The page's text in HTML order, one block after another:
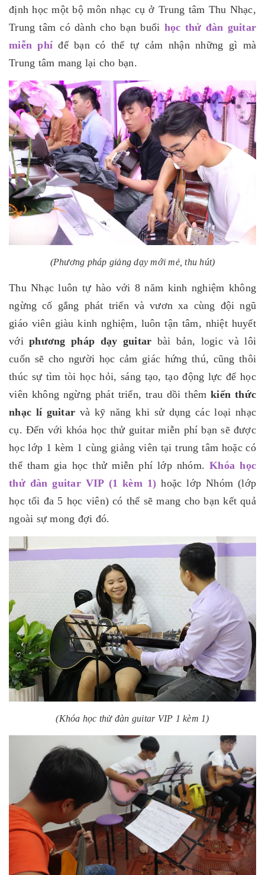
định học một bộ môn nhạc cụ ở Trung tâm Thu Nhạc,
Trung tâm có dành cho bạn buổi học thử đàn guitar
miễn phí để bạn có thể tự cảm nhận những gì mà
Trung tâm mang lại cho bạn.
(Phương pháp giảng dạy mới mẻ, thu hút)
Thu Nhạc luôn tự hào với 8 năm kinh nghiệm không
ngừng cố gắng phát triển và vươn xa cùng đội ngũ
giáo viên giàu kinh nghiệm, luôn tận tâm, nhiệt huyết
vớiphương pháp dạy guitar bài bản, logic và lôi
cuốn sẽ cho người học cảm giác hứng thú, cũng thôi
thúc sự tìm tòi học hỏi, sáng tạo, tạo động lực để học
viên không ngừng phát triển, trau dồi thêm kiến thức
nhạc lí guitar và kỹ năng khi sử dụng các loại nhạc
cụ. Đến với khóa học thử guitar miễn phí bạn sẽ được
học lớp 1 kèm 1 cùng giảng viên tại trung tâm hoặc có
thể tham gia học thử miễn phí lớp nhóm.Khóa học
thử đàn guitar VIP (1 kèm 1) hoặc lớp Nhóm (lớp
học tối đa 5 học viên) có thể sẽ mang cho bạn kết quả
ngoài sự mong đợi đó.
(Khóa học thử đàn guitar VIP 1 kèm 1)